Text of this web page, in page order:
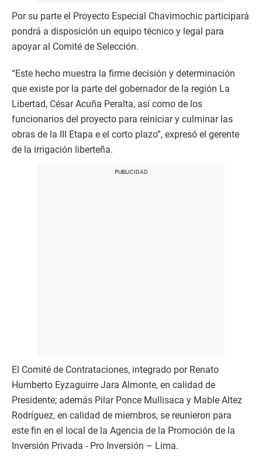
Por su parte el Proyecto Especial Chavimochic participará
pondrá a disposición un equipo técnico y legal para
apoyar al Comité de Selección.
“Este hecho muestra la firme decisión y determinación
que existe por la parte del gobernador de la región La
Libertad, César Acuña Peralta, así como de los
funcionarios del proyecto para reiniciar y culminar las
obras de la III Etapa e el corto plazo”, expresó el gerente
de la irrigación liberteña.
El Comité de Contrataciones, integrado por Renato
Humberto Eyzaguirre Jara Almonte, en calidad de
Presidente; además Pilar Ponce Mullisaca y Mable Altez
Rodríguez, en calidad de miembros, se reunieron para
este fin en el local de la Agencia de la Promoción de la
Inversión Privada - Pro Inversión – Lima.